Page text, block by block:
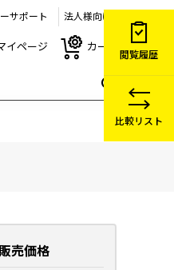
サポート 法人様向け
イページ カート
売価格
閲覧履歴
比較リスト